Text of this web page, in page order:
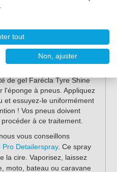
et les restes de
serviette de séchage (en
les taches de craie et
lorsque vous revenez de la
empêche la saleté et la
de gel Farécla Tyre Shine
l'éponge à pneus. Appliquez
et essuyez-le uniformément
! Vos pneus doivent
à ce traitement.
vous conseillons
Detailerspray. Ce spray
la cire. Vaporisez, laissez
moto, bateau ou caravane
tout
Non, ajuster